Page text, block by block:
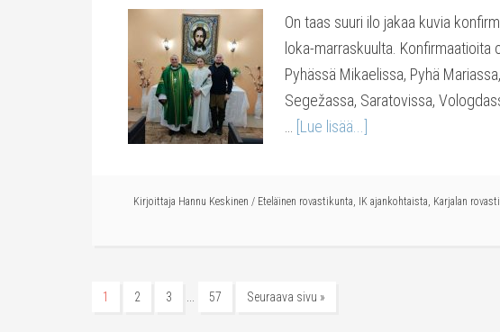
On taas suuri ilo jakaa kuvia
loka-marraskuulta.
Pyhässä Mikaelissa, Pyhä
Segežassa, Saratovissa,
[Lue lisää...]
Kirjoittaja Hannu Keskinen / Eteläinen rovastikunta, IK ajankohtaista, Karjalan
1 2 3 57 Seuraava sivu »